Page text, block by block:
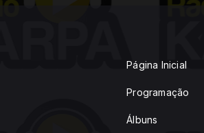
Página Inicial
Programação
Álbuns